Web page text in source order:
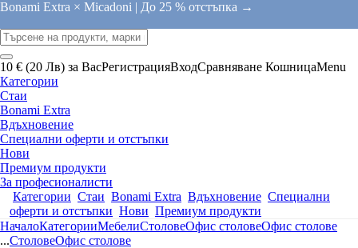
Bonami Extra × Micadoni | До 25 % отстъпка →
10 € (20 Лв) за ВасРегистрацияВходСравняване КошницаMenu
Категории
Стаи
Bonami Extra
Вдъхновение
Специални оферти и отстъпки
Нови
Премиум продукти
За професионалисти
Категории Стаи Bonami Extra Вдъхновение Специални
оферти и отстъпки Нови Премиум продукти
НачалоКатегорииМебелиСтоловеОфис столовеОфис столове
...СтоловеОфис столове